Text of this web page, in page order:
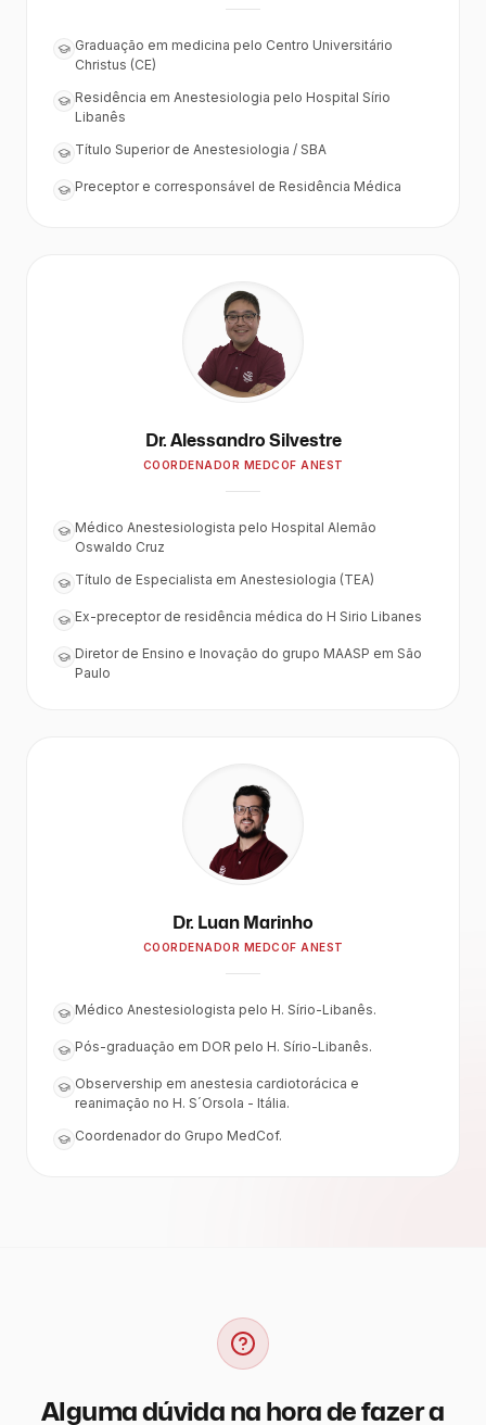
Graduação em medicina pelo Centro Universitário
Christus (CE)
Residência em Anestesiologia pelo Hospital Sírio
Libanês
Título Superior de Anestesiologia / SBA
Preceptor e corresponsável de Residência Médica
Dr. Alessandro Silvestre
COORDENADOR MEDCOF ANEST
Médico Anestesiologista pelo Hospital Alemão
Oswaldo Cruz
Título de Especialista em Anestesiologia (TEA)
Ex-preceptor de residência médica do H Sirio Libanes
Diretor de Ensino e Inovação do grupo MAASP em São
Paulo
Dr. Luan Marinho
COORDENADOR MEDCOF ANEST
Médico Anestesiologista pelo H. Sírio-Libanês.
Pós-graduação em DOR pelo H. Sírio-Libanês.
Observership em anestesia cardiotorácica e
reanimação no H. S´Orsola - Itália.
Coordenador do Grupo MedCof.
Alguma dúvida na hora de fazer a